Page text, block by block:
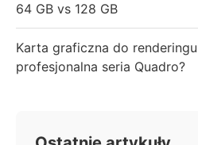
64 GB vs 128 GB
Karta graficzna do
profesjonalna seria Quadro?